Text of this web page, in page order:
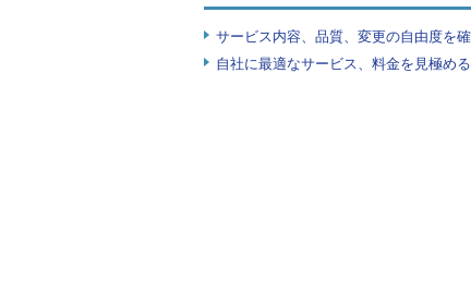
サービス内容、品質、変更の自由度を
自社に最適なサービス、料金を見極め